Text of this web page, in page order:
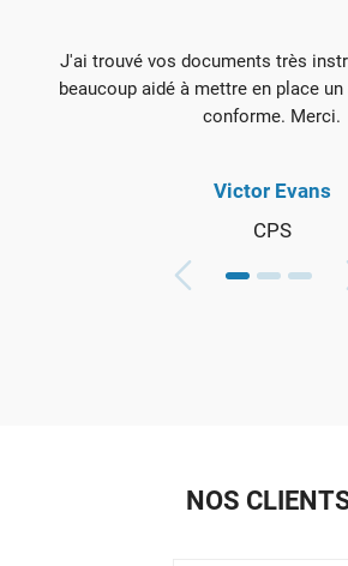
J'ai trouvé vos documents très
beaucoup aidé à mettre en place
conforme. Merci.
Victor Evans
CPS
NOS